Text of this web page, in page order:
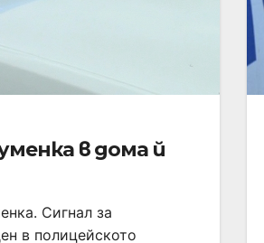
в дома й
Сигнал за
в полицейското